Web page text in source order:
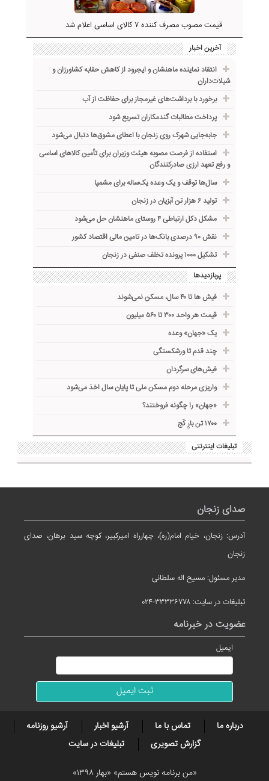
قیمت مصوب مصرف کننده ۷ کالای اساسی اعلام شد
آخرین اخبار
انتقاد نماینده ماهنشان و ایجرود از کاهش حقابه کشاورزان و
شیلات‌داران
برخورد با برداشت‌های غیرمجاز برای حفاظت از آب
پرداخت مطالبات گندمکاران تسریع شود
جابه‌جایی شهرک روی زنجان با اعطای مشوق‌ها دنبال می‌شود
استفاده از فرصت مصوبه هیئت وزیران برای تأمین کالاهای اساسی
و رفع تعهد ارزی صادرکنندگان
سال‌ها توقف و یک وعده یک‌ساله برای مشمپا
تولید ۶ هزار تن آبزیان در زنجان
مشکل دکل ارتباطی ۴ روستای ماهنشان حل می‌شود
نقش ۹۰ درصدی بانک‌ها در تامین مالی اقتصاد کشور
تشکیل ۱۰۰۰ پرونده تخلف صنفی در زنجان
پربازدیدها
فیش ها تا ۴۰ سال، مسکن نمی‌شوند
قیمت هر واحد ۳۰۰ تا ۵۶۰ میلیون
یک «جهان» وعده
چند قدم تا ورشکستگی
فیش‌های سرگردان
واریزی مرحله دوم مسکن ملی تا پایان سال اخذ می‌شود
«جهان» را چگونه فروختند؟
۱۷۰۰ تن بارِ کَج
تبلیغات اینترنتی
صدای زنجان
آدرس: زنجان، خیام امام(ره)، چهارراه امیرکبیر، کوچه سید برهان، صدای
زنجان
مدیر مسئول: مسیح اله سلطانی
تبلیغات در سایت: ۳۳۳۳۶۷۷۸-۰۲۴
عضویت در خبرنامه
ایمیل
درباره ما تماس با ما آرشیو اخبار
آرشیو روزنامه
گزارش تصویری
تبلیغات در سایت
«من برنامه نویس هستم» «بهار ۱۳۹۸»